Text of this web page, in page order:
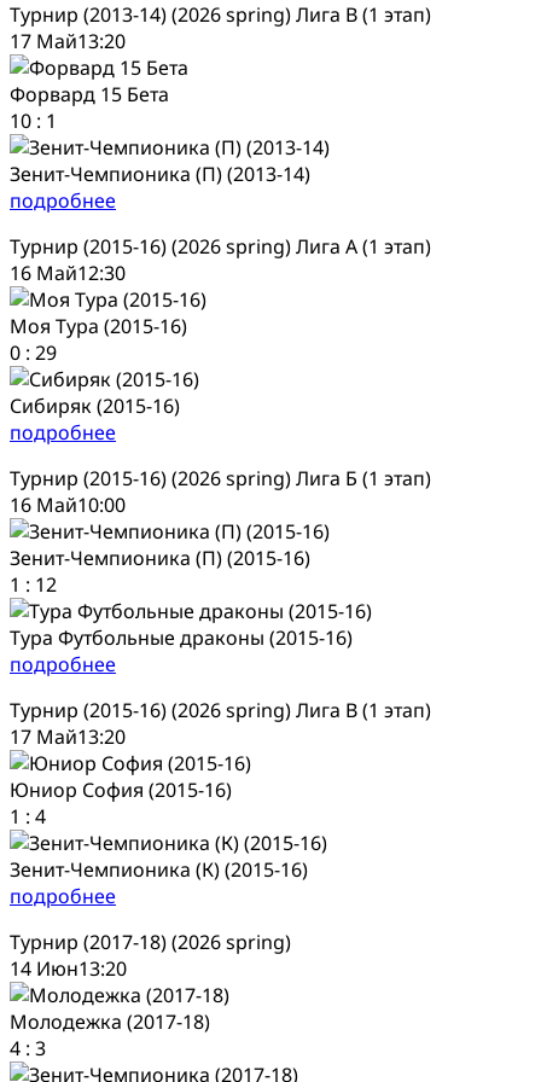
Турнир (2013-14) (2026 spring) Лига В (1 этап)
17 Май13:20
Форвард 15 Бета
10 : 1
Зенит-Чемпионика (П) (2013-14)
подробнее
Турнир (2015-16) (2026 spring) Лига А (1 этап)
16 Май12:30
Моя Тура (2015-16)
0 : 29
Сибиряк (2015-16)
подробнее
Турнир (2015-16) (2026 spring) Лига Б (1 этап)
16 Май10:00
Зенит-Чемпионика (П) (2015-16)
1 : 12
Тура Футбольные драконы (2015-16)
подробнее
Турнир (2015-16) (2026 spring) Лига В (1 этап)
17 Май13:20
Юниор София (2015-16)
1 : 4
Зенит-Чемпионика (К) (2015-16)
подробнее
Турнир (2017-18) (2026 spring)
14 Июн13:20
Молодежка (2017-18)
4 : 3